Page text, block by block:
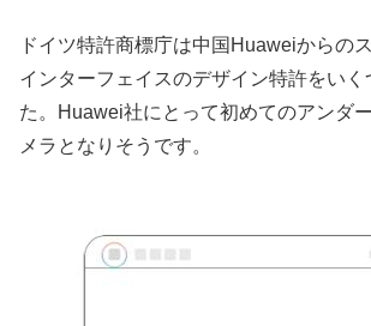
ドイツ特許商標庁は中国Huaweiからの
インターフェイスのデザイン特許をいく
た。Huawei社にとって初めてのアンダ
メラとなりそうです。